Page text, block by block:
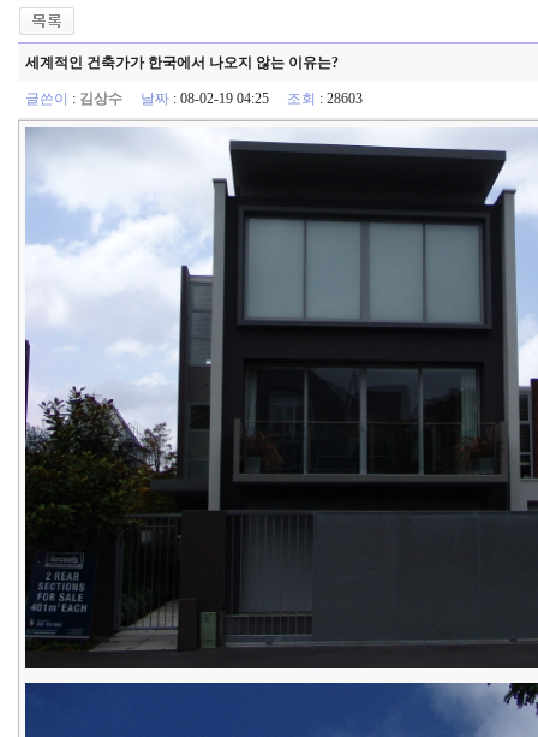
세계적인 건축가가 한국에서 나오지 않는 이유는?
글쓴이 : 김상수 날짜 : 08-02-19 04:25 조회 : 28603